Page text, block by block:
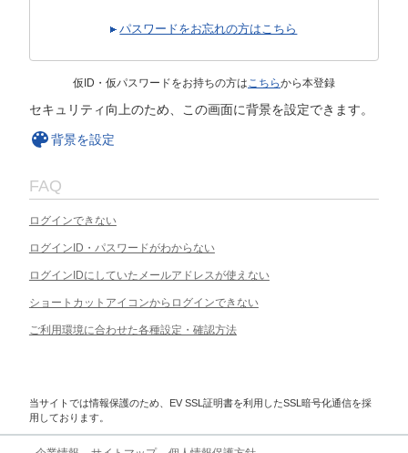
パスワードをお忘れの方はこちら
仮ID・仮パスワードをお持ちの方はこちらから本登録
セキュリティ向上のため、この画面に背景を設定できます。
背景を設定
FAQ
ログインできない
ログインID・パスワードがわからない
ログインIDにしていたメールアドレスが使えない
ショートカットアイコンからログインできない
ご利用環境に合わせた各種設定・確認方法
当サイトでは情報保護のため、EV SSL証明書を利用したSSL暗号化通信を採
用しております。